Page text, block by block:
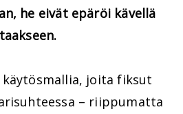
he eivät epäröi kävellä
käytösmallia, joita fiksut
– riippumatta